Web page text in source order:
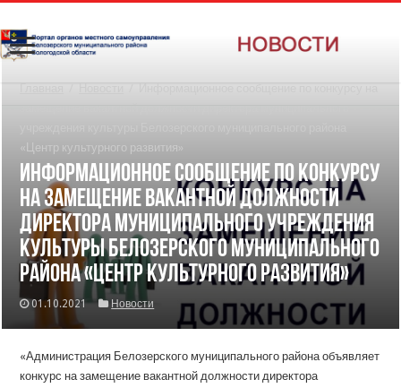
«Центр культурного развития»
Информационное сообщение по конкурсу
на замещение вакантной должности
директора муниципального учреждения
культуры Белозерского муниципального
района «Центр культурного развития»
01.10.2021 Новости
«Администрация Белозерского муниципального района объявляет
конкурс на замещение вакантной должности директора